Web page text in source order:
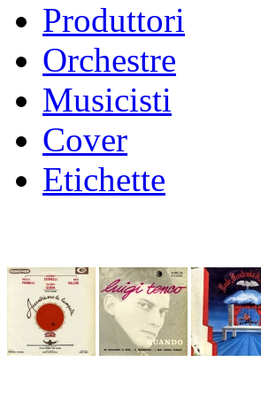
Produttori
Orchestre
Musicisti
Cover
Etichette